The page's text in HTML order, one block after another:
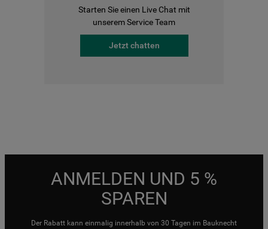
Starten Sie einen Live Chat mit
unserem Service Team
Jetzt chatten
ANMELDEN UND 5 %
SPAREN
Der Rabatt kann einmalig innerhalb von 30 Tagen im Bauknecht